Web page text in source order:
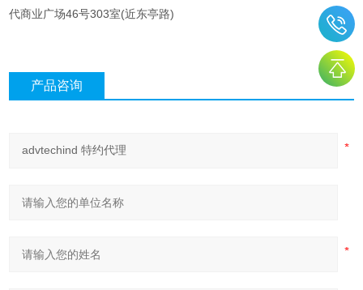
代商业广场46号303室(近东亭路)
产品咨询